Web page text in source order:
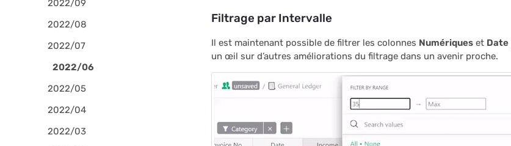
2022/09
2022/08
2022/07
2022/06
2022/05
2022/04
2022/03
Filtrage par Intervalle
Il est maintenant possible de filtrer les colonnes Numériques et Date
un œil sur d’autres améliorations du filtrage dans un avenir proche.